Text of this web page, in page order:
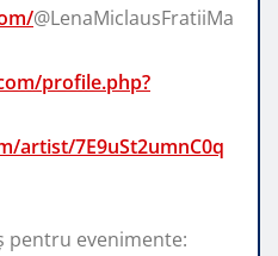
@LenaMiclausFratiiMa
profile.php?
artist/7E9uSt2umnC0q
pentru evenimente: